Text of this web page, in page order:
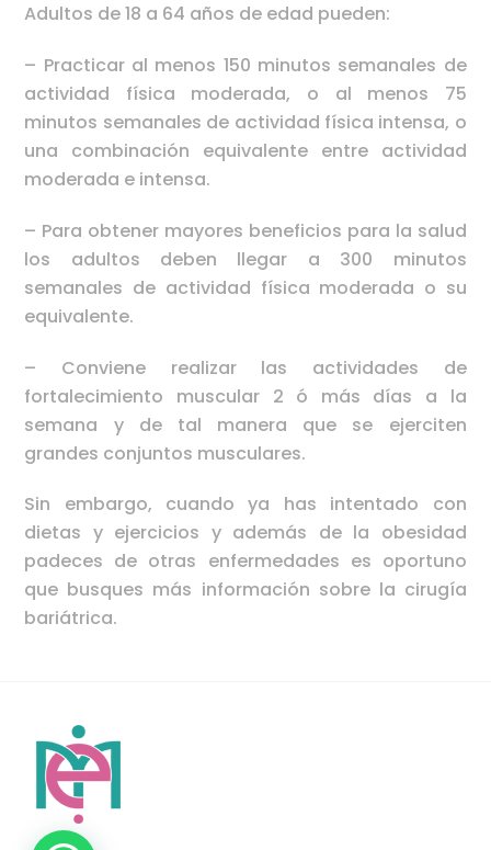
Adultos de 18 a 64 años de edad pueden:
– Practicar al menos 150 minutos semanales de
actividad física moderada, o al menos 75
minutos semanales de actividad física intensa, o
una combinación equivalente entre actividad
moderada e intensa.
– Para obtener mayores beneficios para la salud
los adultos deben llegar a 300 minutos
semanales de actividad física moderada o su
equivalente.
– Conviene realizar las actividades de
fortalecimiento muscular 2 ó más días a la
semana y de tal manera que se ejerciten
grandes conjuntos musculares.
Sin embargo, cuando ya has intentado con
dietas y ejercicios y además de la obesidad
padeces de otras enfermedades es oportuno
que busques más información sobre la cirugía
bariátrica.